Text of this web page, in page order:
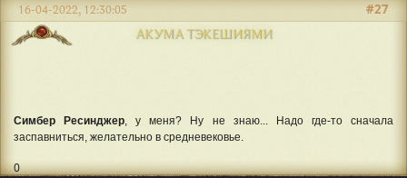
АКУМА ТЭКЕШИЯМИ
#27
16-04-2022, 12:30:05
Симбер Ресинджер, у меня? Ну не знаю... Надо где-то сначала
заспавниться, желательно в средневековье.
0